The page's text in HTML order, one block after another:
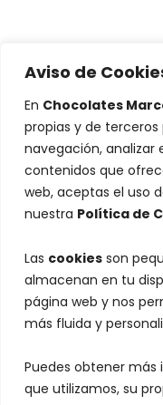
Aviso de
En Chocolates
propias y de
navegación, analizar
contenidos que
web, aceptas el uso
nuestra Política de
Las cookies son
almacenan en tu
página web y nos
más fluida y
Puedes obtener más
que utilizamos, su